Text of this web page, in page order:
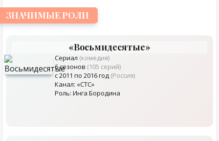
ЗНАЧИМЫЕ РОЛИ
«Восьмидесятые»
Сериал (комедия)
6 сезонов (105 серий)
с 2011 по 2016 год (Россия)
Канал: «СТС»
Роль: Инга Бородина